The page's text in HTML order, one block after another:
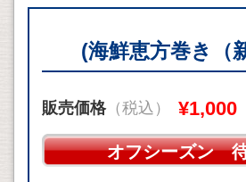
(海鮮恵方巻き（
販売価格（税込） ¥1,000
オフシーズン